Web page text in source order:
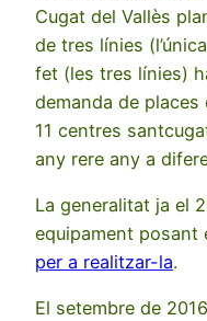
Cugat del Vallès
de tres línies
fet (les tres línies)
demanda de
11 centres
any rere any a
La generalitat ja el
equipament posant
per a realitzar-la.
El setembre de